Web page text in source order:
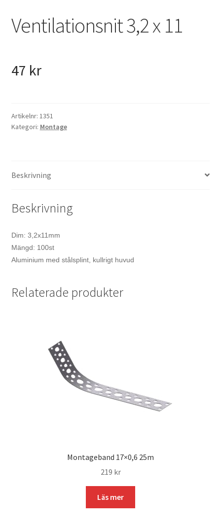
Fynd
Ventilationsnit 3,2 x 11
47 kr
Artikelnr: 1351
Kategori: Montage
Beskrivning
Beskrivning
Dim: 3,2x11mm
Mängd: 100st
Aluminium med stålsplint, kullrigt huvud
Relaterade produkter
Montageband 17×0,6 25m
219 kr
Läs mer